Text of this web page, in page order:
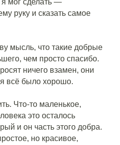
я мог сделать —
руку и сказать самое
мысль, что такие добрые
чем просто спасибо.
ничего взамен, они
всё было хорошо.
Что-то маленькое,
это осталось
и он часть этого добра.
но красивое,